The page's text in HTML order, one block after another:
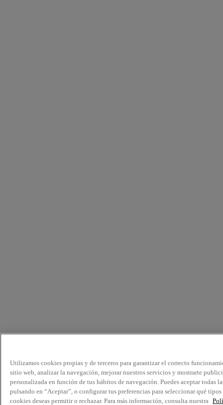
Utilizamos cookies propias y de terceros para garantizar el correcto
sitio web, analizar la navegación, mejorar nuestros servicios y mostrarte
personalizada en función de tus hábitos de navegación. Puedes aceptar todas
pulsando en “Aceptar”, o configurar tus preferencias para seleccionar qué tipos
cookies deseas permitir o rechazar. Para más información, consulta nuestra